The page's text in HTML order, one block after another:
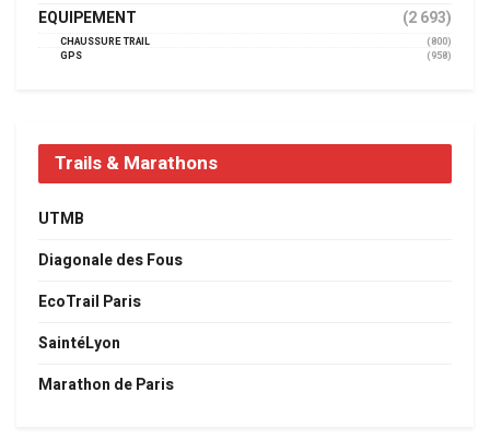
EQUIPEMENT (2 693)
CHAUSSURE TRAIL
(800)
GPS
(958)
Trails & Marathons
UTMB
Diagonale des Fous
EcoTrail Paris
SaintéLyon
Marathon de Paris